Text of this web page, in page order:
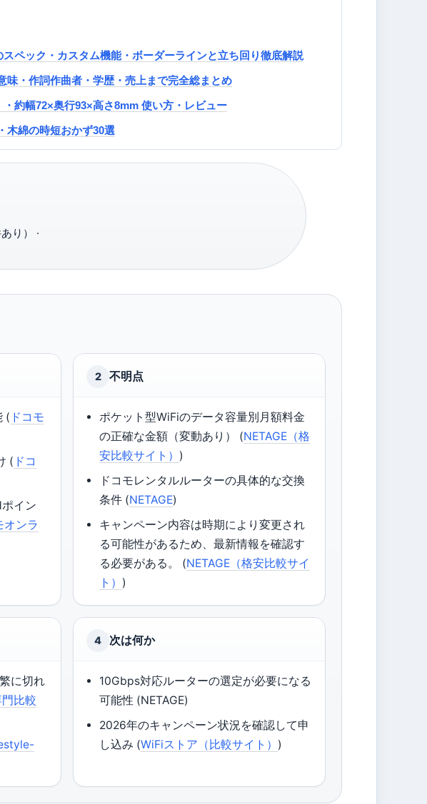
スペック・カスタム機能・ボーダーラインと立ち回り徹底解説
・作詞作曲者・学歴・売上まで完全総まとめ
約幅72×奥行93×高さ8mm 使い方・レビュー
木綿の時短おかず30選
り） ·
( ドコモ
( ドコ
イン
オンラ
2 不明点
ポケット型WiFiのデータ容量別月額料金
の正確な金額（変動あり） (NETAGE（格
安比較サイト） )
ドコモレンタルルーターの具体的な交換
条件 (NETAGE)
キャンペーン内容は時期により変更され
る可能性があるため、最新情報を確認す
る必要がある。 (NETAGE（格安比較サイ
ト） )
に切れ
比較
4 次は何か
10Gbps対応ルーターの選定が必要になる
可能性 (NETAGE)
2026年のキャンペーン状況を確認して申
し込み (WiFiストア（比較サイト） )